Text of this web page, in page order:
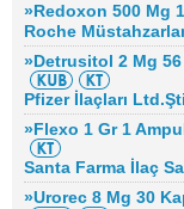
»Redoxon 500 Mg
Roche
»Detrusitol 2 Mg
Pfizer İlaçları
»Flexo 1 Gr 1
Santa Farma İlaç
»Urorec 8 Mg 30